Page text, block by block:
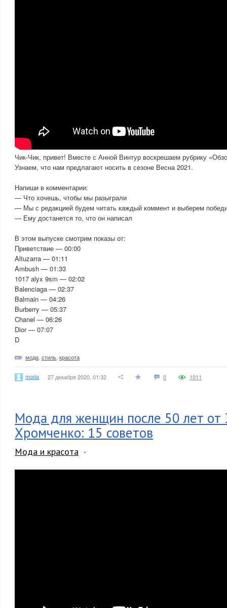
Чик-Чик, привет! Вместе с Анной Винтур воскрешаем рубрику
Узнаем, что нам предлагают носить в сезоне Весна 2021.
Напиши в комментарии:
— Что хочешь, чтобы мы разыграли
— Мы с редакцией будем читать каждый коммент и выберем
— Ему достанется то, что он написал
В этом выпуске смотрим показы от:
Приветствие — 00:00
Altuzarra — 01:11
Ambush — 01:33
1017 alyx 9sm — 02:02
Balenciaga — 02:37
Balmain — 04:26
Burberry — 05:37
Chanel — 06:26
Dior — 07:07
D
мода стиль красота
moda 27 декабря 2020, 01:32 0 1011
Мода для женщин после 50 лет от
Хромченко: 15 советов
Мода и красота